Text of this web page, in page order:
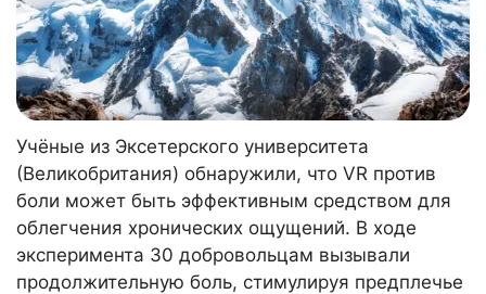
Учёные из Эксетерского университета
(Великобритания) обнаружили, что VR против
боли может быть эффективным средством для
облегчения хронических ощущений. В ходе
эксперимента 30 добровольцам вызывали
продолжительную боль, стимулируя предплечье